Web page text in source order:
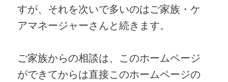
すが、それを次いで多いのはご家族・ケ
アマネージャーさんと続きます。
ご家族からの相談は、このホームページ
ができてからは直接このホームページの